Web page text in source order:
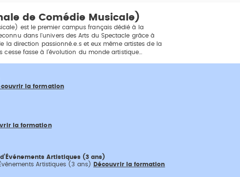
de Comédie Musicale)
est le premier campus français dédié à la
dans l'univers des Arts du Spectacle grâce à
la direction passionné.e.s et eux même artistes de la
cesse fasse à l’évolution du monde artistique…
la formation
la formation
Artistiques (3 ans)
Artistiques (3 ans)
Découvrir la formation